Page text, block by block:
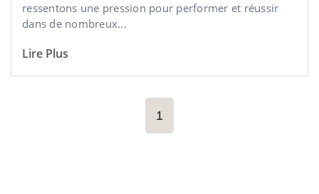
ressentons une pression pour performer et réussir
dans de nombreux...
Lire Plus
1